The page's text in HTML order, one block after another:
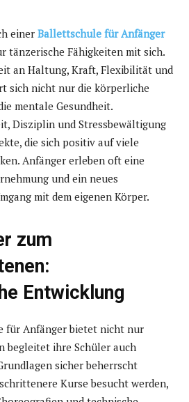
einer Ballettschule für Anfänger
tänzerische Fähigkeiten mit sich.
an Haltung, Kraft, Flexibilität und
sich nicht nur die körperliche
mentale Gesundheit.
Disziplin und Stressbewältigung
die sich positiv auf viele
Anfänger erleben oft eine
und ein neues
mit dem eigenen Körper.
zum
Entwicklung
für Anfänger bietet nicht nur
begleitet ihre Schüler auch
sicher beherrscht
Kurse besucht werden,